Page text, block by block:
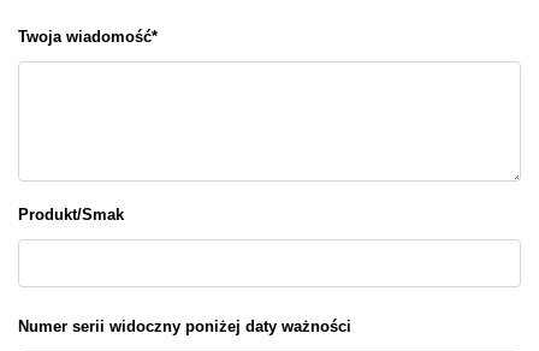
Twoja wiadomość*
Produkt/Smak
Numer serii widoczny poniżej daty ważności